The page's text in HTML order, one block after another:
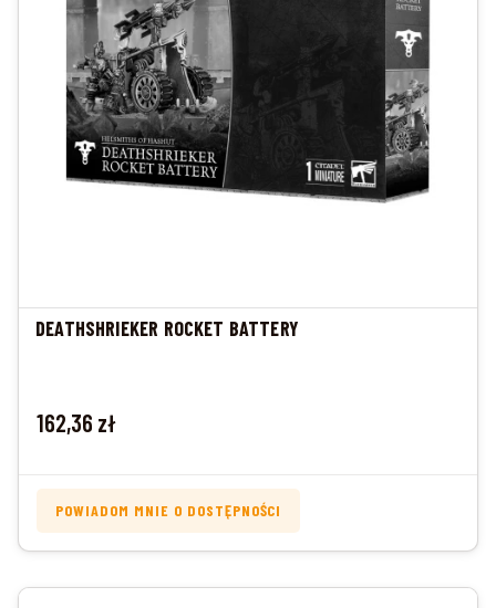
DEATHSHRIEKER ROCKET BATTERY
Cena
162,36 zł
POWIADOM MNIE O DOSTĘPNOŚCI